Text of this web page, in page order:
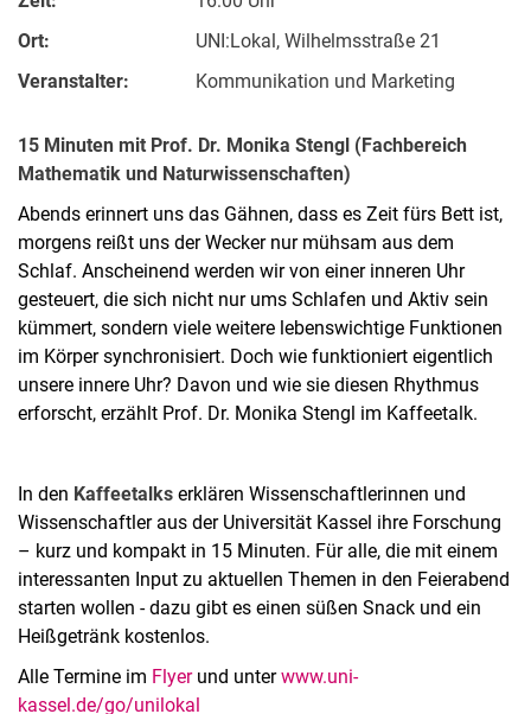
Ort:
UNI:Lokal, Wilhelmsstraße 21
Veranstalter:
Kommunikation und Marketing
15 Minuten mit Prof. Dr. Monika Stengl (Fachbereich
Mathematik und Naturwissenschaften)
Abends erinnert uns das Gähnen, dass es Zeit fürs Bett ist,
morgens reißt uns der Wecker nur mühsam aus dem
Schlaf. Anscheinend werden wir von einer inneren Uhr
gesteuert, die sich nicht nur ums Schlafen und Aktiv sein
kümmert, sondern viele weitere lebenswichtige Funktionen
im Körper synchronisiert. Doch wie funktioniert eigentlich
unsere innere Uhr? Davon und wie sie diesen Rhythmus
erforscht, erzählt Prof. Dr. Monika Stengl im Kaffeetalk.
In den Kaffeetalks erklären Wissenschaftlerinnen und
Wissenschaftler aus der Universität Kassel ihre Forschung
– kurz und kompakt in 15 Minuten. Für alle, die mit einem
interessanten Input zu aktuellen Themen in den Feierabend
starten wollen - dazu gibt es einen süßen Snack und ein
Heißgetränk kostenlos.
Alle Termine im Flyer und unterwww.uni-
kassel.de/go/unilokal